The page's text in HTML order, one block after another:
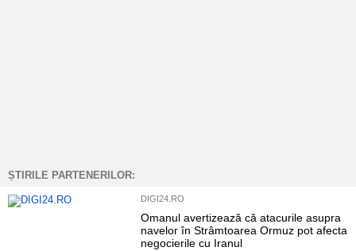
ȘTIRILE PARTENERILOR:
DIGI24.RO
Omanul avertizează că atacurile asupra
navelor în Strâmtoarea Ormuz pot afecta
negocierile cu Iranul